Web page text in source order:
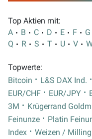
Top Aktien mit:
A
B C D E F G
Q
R S T U V
Topwerte:
Bitcoin
L&S DAX Ind.
EUR/CHF
EUR/JPY
3M
Krügerrand
Feinunze
Platin
Index
Weizen /